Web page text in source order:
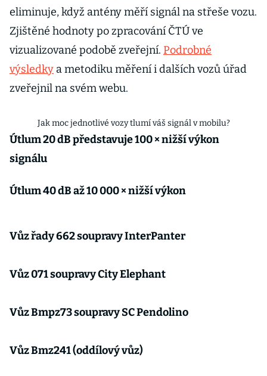
eliminuje, když antény měří signál na střeše vozu.
Zjištěné hodnoty po zpracování ČTÚ ve
vizualizované podobě zveřejní. Podrobné
výsledky a metodiku měření i dalších vozů úřad
zveřejnil na svém webu.
Jak moc jednotlivé vozy tlumí váš signál v mobilu?
Útlum 20 dB představuje 100 × nižší výkon
signálu
Útlum 40 dB až 10 000 × nižší výkon
Vůz řady 662 soupravy InterPanter
Vůz 071 soupravy City Elephant
Vůz Bmpz73 soupravy SC Pendolino
Vůz Bmz241 (oddílový vůz)